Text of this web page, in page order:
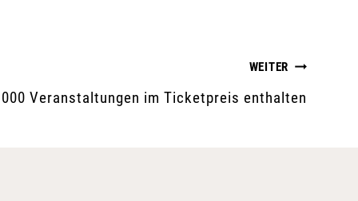
WEITER
Veranstaltungen im Ticketpreis enthalten